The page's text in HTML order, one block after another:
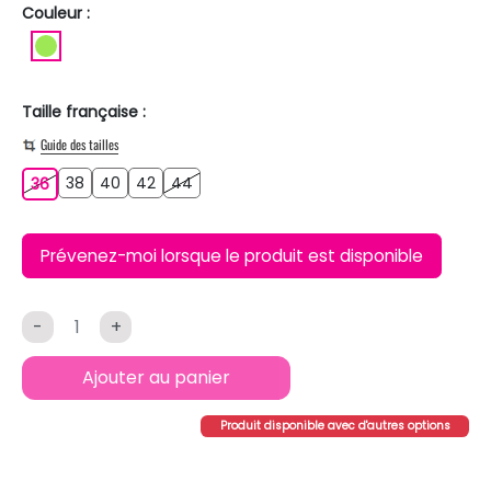
Couleur :
Taille française :
Guide des tailles
363638 3840 4042424444
Prévenez-moi lorsque le produit est disponible
- +
Ajouter au panier
Produit disponible avec d'autres options